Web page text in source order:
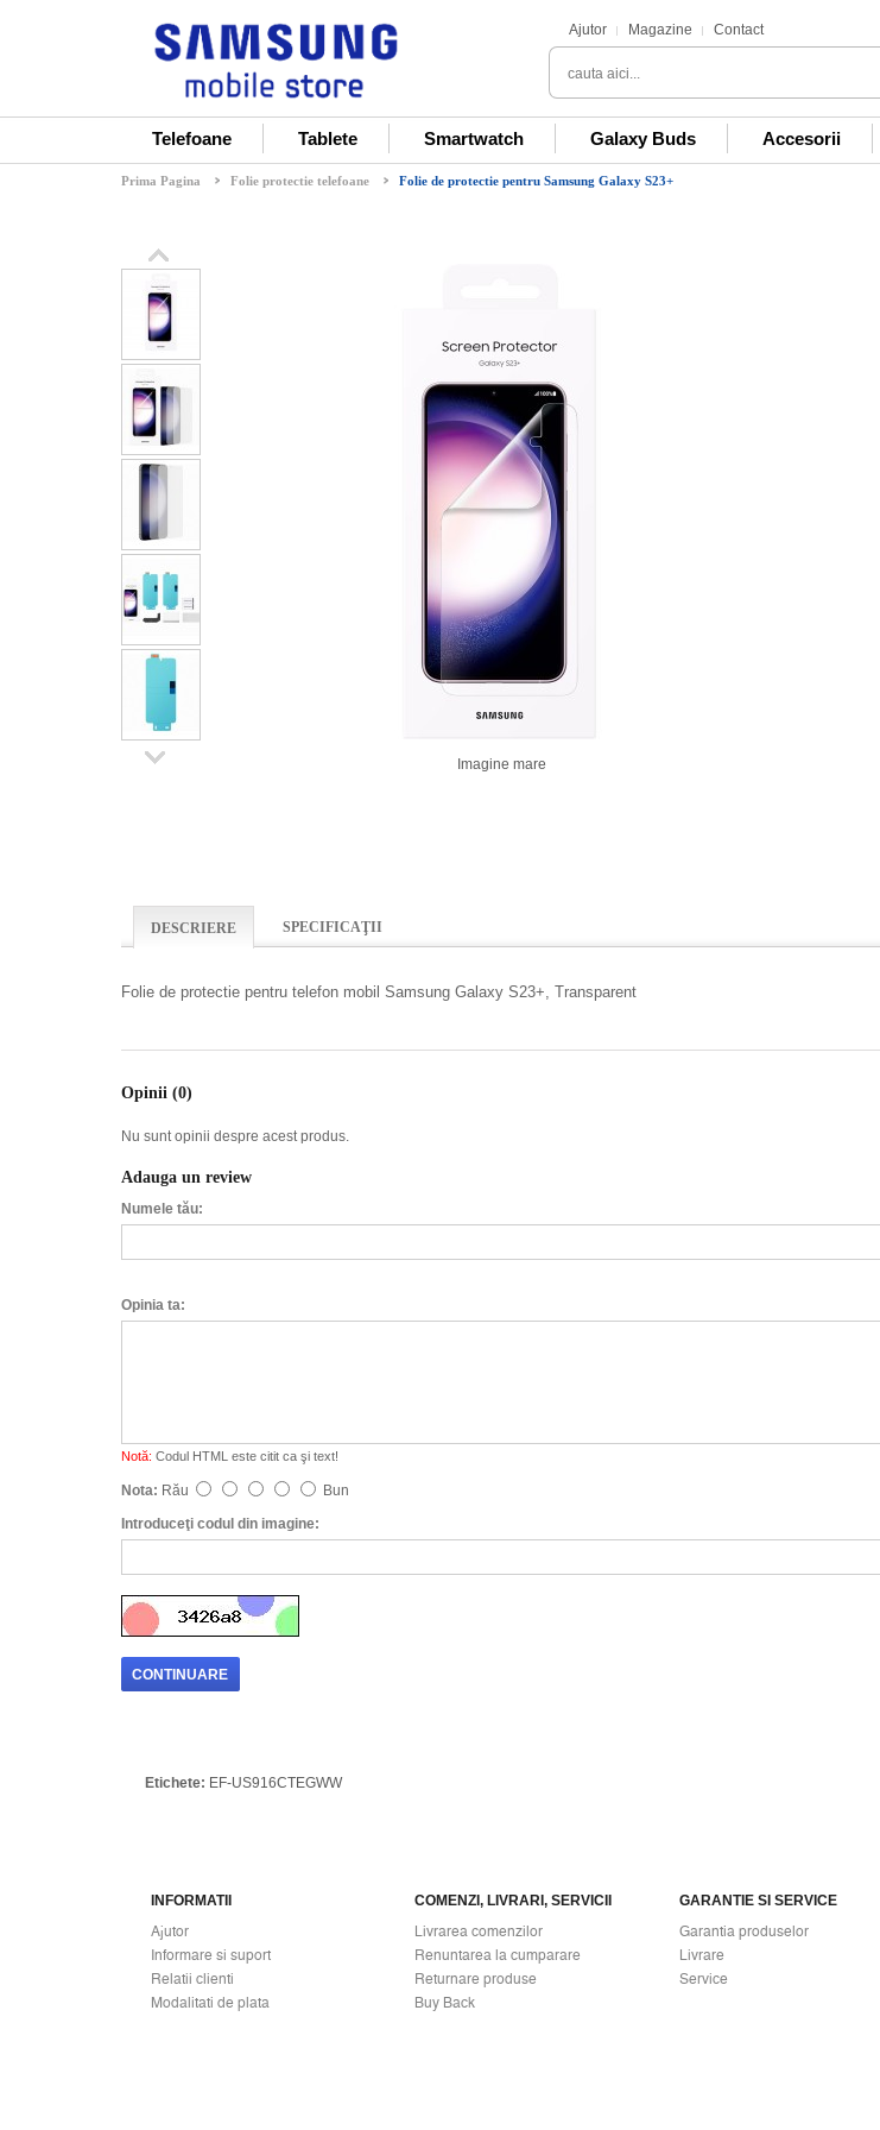
Ajutor Magazine Contact
Telefoane Tablete Smartwatch Galaxy Buds Accesorii
Prima Pagina Folie protectie telefoane Folie de protectie pentru Samsung Galaxy S23+
Imagine mare
DESCRIERE SPECIFICAŢII
Folie de protectie pentru telefon mobil Samsung Galaxy S23+, Transparent
Opinii (0)
Nu sunt opinii despre acest produs.
Adauga un review
Numele tău:
Opinia ta:
Notă: Codul HTML este citit ca şi text!
Nota: Rău
Bun
Introduceţi codul din imagine:
CONTINUARE
Etichete: EF-US916CTEGWW
INFORMATII
Ajutor
Informare si suport
Relatii clienti
Modalitati de plata
COMENZI, LIVRARI, SERVICII
Livrarea comenzilor
Renuntarea la cumparare
Returnare produse
Buy Back
GARANTIE SI SERVICE
Garantia produselor
Livrare
Service